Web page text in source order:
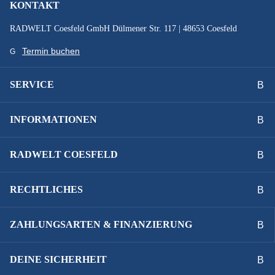
design cockpit
KONTAKT
RADWELT Coesfeld GmbH Dülmener Str. 117 | 48653 Coesfeld
Termin buchen
SERVICE
INFORMATIONEN
RADWELT COESFELD
RECHTLICHES
ZAHLUNGSARTEN & FINANZIERUNG
DEINE SICHERHEIT